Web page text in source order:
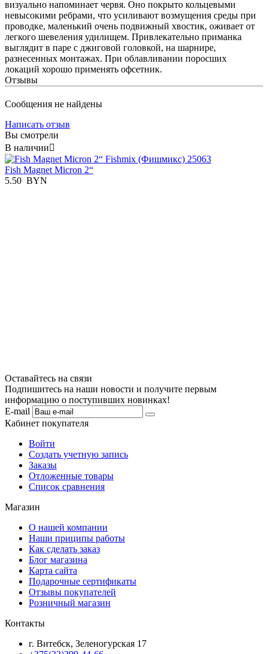
визуально напоминает червя. Оно покрыто кольцевыми
невысокими ребрами, что усиливают возмущения среды при
проводке, маленький очень подвижный хвостик, оживает от
легкого шевеления удилищем. Привлекательно приманка
выглядит в паре с джиговой головкой, на шарнире,
разнесенных монтажах. При облавливании поросших
локаций хорошо применять офсетник.
Отзывы
Сообщения не найдены
Написать отзыв
Вы смотрели
В наличии
Fish Magnet Micron 2“
5.50 BYN
Оставайтесь на связи
Подпишитесь на наши новости и получите первым
информацию о поступивших новинках!
E-mail
Кабинет покупателя
Войти
Создать учетную запись
Заказы
Отложенные товары
Список сравнения
Магазин
О нашей компании
Наши приципы работы
Как сделать заказ
Блог магазина
Карта сайта
Подарочные сертификаты
Отзывы покупателей
Розничный магазин
Контакты
г. Витебск, Зеленогурская 17